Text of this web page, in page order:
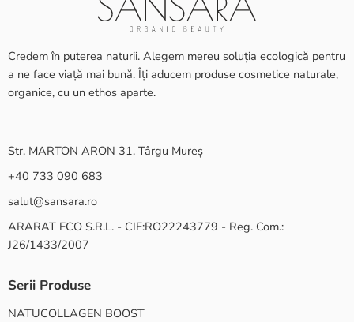
Credem în puterea naturii. Alegem mereu soluția ecologică pentru
a ne face viață mai bună. Îți aducem produse cosmetice naturale,
organice, cu un ethos aparte.
Str. MARTON ARON 31, Târgu Mureș
+40 733 090 683
salut@sansara.ro
ARARAT ECO S.R.L. - CIF:RO22243779 - Reg. Com.:
J26/1433/2007
Serii Produse
NATUCOLLAGEN BOOST